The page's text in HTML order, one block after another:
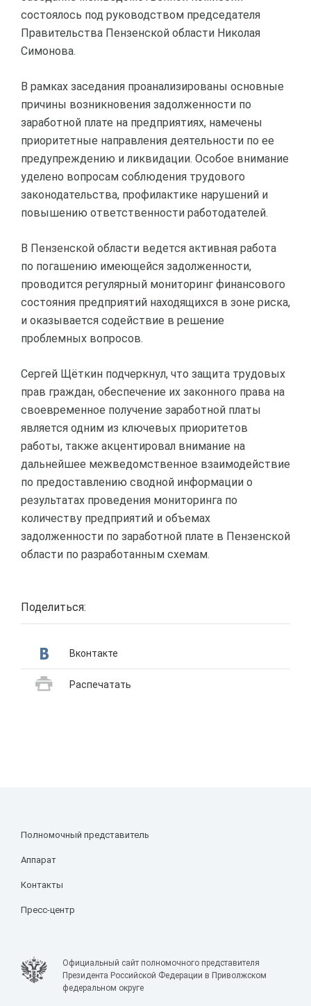
состоялось под руководством председателя
Правительства Пензенской области Николая
Симонова.
В рамках заседания проанализированы основные
причины возникновения задолженности по
заработной плате на предприятиях, намечены
приоритетные направления деятельности по ее
предупреждению и ликвидации. Особое внимание
уделено вопросам соблюдения трудового
законодательства, профилактике нарушений и
повышению ответственности работодателей.
В Пензенской области ведется активная работа
по погашению имеющейся задолженности,
проводится регулярный мониторинг финансового
состояния предприятий находящихся в зоне риска,
и оказывается содействие в решение
проблемных вопросов.
Сергей Щёткин подчеркнул, что защита трудовых
прав граждан, обеспечение их законного права на
своевременное получение заработной платы
является одним из ключевых приоритетов
работы, также акцентировал внимание на
дальнейшее межведомственное взаимодействие
по предоставлению сводной информации о
результатах проведения мониторинга по
количеству предприятий и объемах
задолженности по заработной плате в Пензенской
области по разработанным схемам.
Поделиться:
Вконтакте
Распечатать
Полномочный представитель
Аппарат
Контакты
Пресс-центр
Официальный сайт полномочного представителя
Президента Российской Федерации в Приволжском
федеральном округе